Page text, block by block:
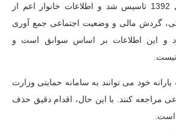
بهزیستی ایران در سال 1392 تاسیس شد و اطلاعات خانوار اعم از
گردش مالی و وضعیت اجتماعی جمع آوری
و این اطلاعات بر اساس سوابق است و
خود می توانند به سامانه حمایتی وزارت
مراجعه کنند. با این حال، اقدام دقیق حذف
است.